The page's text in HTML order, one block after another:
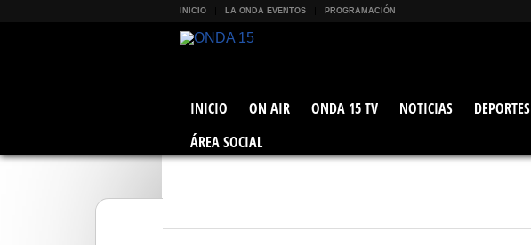
INICIO LA ONDA EVENTOS PROGRAMACIÓN
INICIO ON AIR ONDA 15 TV NOTICIAS DEPORTES
ÁREA SOCIAL